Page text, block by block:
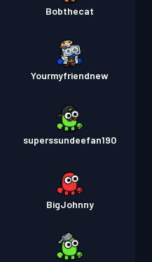
Bobthecat
Yourmyfriendnew
superssundeefan190
BigJohnny